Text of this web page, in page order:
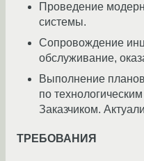
Проведение
системы.
Сопровождение
обслуживание,
Выполнение
по
Заказчиком.
ТРЕБОВАНИЯ